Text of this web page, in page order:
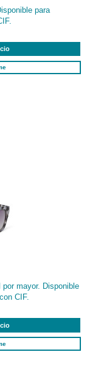
para
mayor. Disponible
CIF.